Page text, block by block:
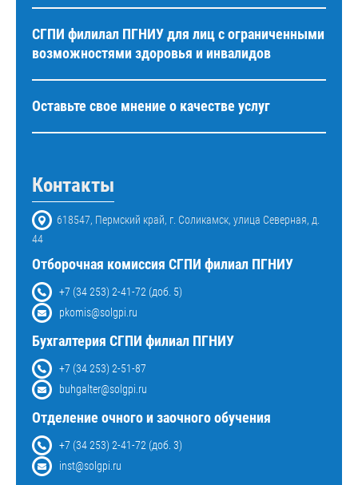
СГПИ филилал ПГНИУ для лиц с ограниченными
возможностями здоровья и инвалидов
Оставьте свое мнение о качестве услуг
Контакты
618547, Пермский край, г. Соликамск, улица Северная, д.
44
Отборочная комиссия СГПИ филиал ПГНИУ
+7 (34 253) 2-41-72 (доб. 5)
pkomis@solgpi.ru
Бухгалтерия СГПИ филиал ПГНИУ
+7 (34 253) 2-51-87
buhgalter@solgpi.ru
Отделение очного и заочного обучения
+7 (34 253) 2-41-72 (доб. 3)
inst@solgpi.ru